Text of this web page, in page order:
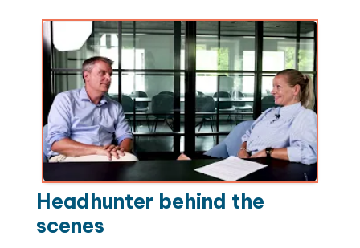
Headhunter behind the
scenes